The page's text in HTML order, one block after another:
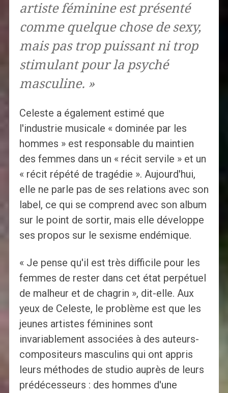
artiste féminine est présenté
comme quelque chose de sexy,
mais pas trop puissant ni trop
stimulant pour la psyché
masculine. »
Celeste a également estimé que
l'industrie musicale « dominée par les
hommes » est responsable du maintien
des femmes dans un « récit servile » et un
« récit répété de tragédie ». Aujourd'hui,
elle ne parle pas de ses relations avec son
label, ce qui se comprend avec son album
sur le point de sortir, mais elle développe
ses propos sur le sexisme endémique.
« Je pense qu'il est très difficile pour les
femmes de rester dans cet état perpétuel
de malheur et de chagrin », dit-elle. Aux
yeux de Celeste, le problème est que les
jeunes artistes féminines sont
invariablement associées à des auteurs-
compositeurs masculins qui ont appris
leurs méthodes de studio auprès de leurs
prédécesseurs : des hommes d'une